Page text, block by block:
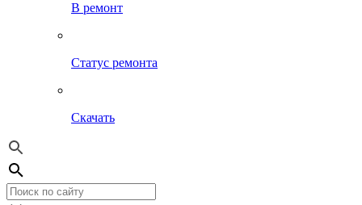
В ремонт
Статус ремонта
Скачать